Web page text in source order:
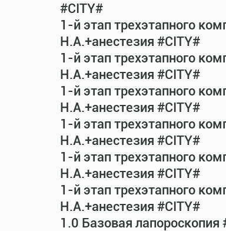
#CITY#
1-й этап трехэтапного
Н.А.+анестезия #CITY#
1-й этап трехэтапного
Н.А.+анестезия #CITY#
1-й этап трехэтапного
Н.А.+анестезия #CITY#
1-й этап трехэтапного
Н.А.+анестезия #CITY#
1-й этап трехэтапного
Н.А.+анестезия #CITY#
1-й этап трехэтапного
Н.А.+анестезия #CITY#
1.0 Базовая лапороскопия